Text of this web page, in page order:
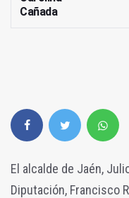
Cañada
El alcalde de Jaén,
Diputación, Francisco